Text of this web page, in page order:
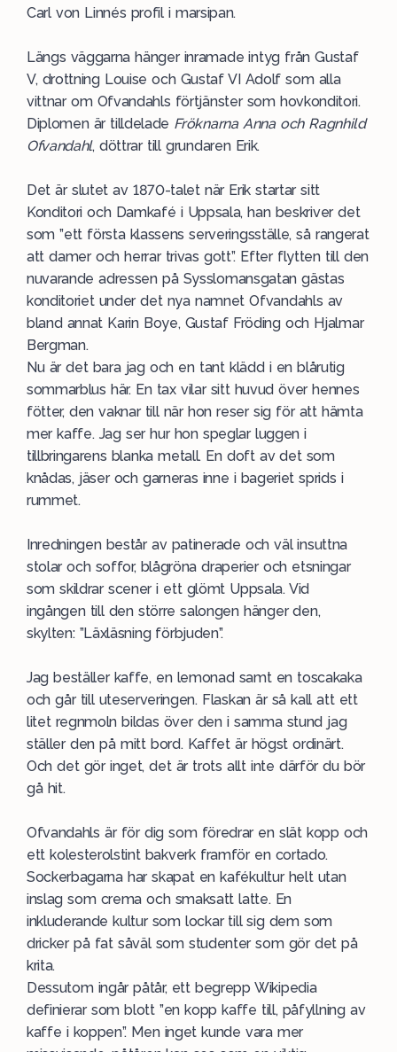
Carl von Linnés profil i marsipan.
Längs väggarna hänger inramade intyg från Gustaf
V, drottning Louise och Gustaf VI Adolf som alla
vittnar om Ofvandahls förtjänster som hovkonditori.
Diplomen är tilldelade Fröknarna Anna och Ragnhild
Ofvandahl, döttrar till grundaren Erik.
Det är slutet av 1870-talet när Erik startar sitt
Konditori och Damkafé i Uppsala, han beskriver det
som ”ett första klassens serveringsställe, så rangerat
att damer och herrar trivas gott”. Efter flytten till den
nuvarande adressen på Sysslomansgatan gästas
konditoriet under det nya namnet Ofvandahls av
bland annat Karin Boye, Gustaf Fröding och Hjalmar
Bergman.
Nu är det bara jag och en tant klädd i en blårutig
sommarblus här. En tax vilar sitt huvud över hennes
fötter, den vaknar till när hon reser sig för att hämta
mer kaffe. Jag ser hur hon speglar luggen i
tillbringarens blanka metall. En doft av det som
knådas, jäser och garneras inne i bageriet sprids i
rummet.
Inredningen består av patinerade och väl insuttna
stolar och soffor, blågröna draperier och etsningar
som skildrar scener i ett glömt Uppsala. Vid
ingången till den större salongen hänger den,
skylten: ”Läxläsning förbjuden”.
Jag beställer kaffe, en lemonad samt en toscakaka
och går till uteserveringen. Flaskan är så kall att ett
litet regnmoln bildas över den i samma stund jag
ställer den på mitt bord. Kaffet är högst ordinärt.
Och det gör inget, det är trots allt inte därför du bör
gå hit.
Ofvandahls är för dig som föredrar en slät kopp och
ett kolesterolstint bakverk framför en cortado.
Sockerbagarna har skapat en kafékultur helt utan
inslag som crema och smaksatt latte. En
inkluderande kultur som lockar till sig dem som
dricker på fat såväl som studenter som gör det på
krita.
Dessutom ingår påtår, ett begrepp Wikipedia
definierar som blott ”en kopp kaffe till, påfyllning av
kaffe i koppen”. Men inget kunde vara mer